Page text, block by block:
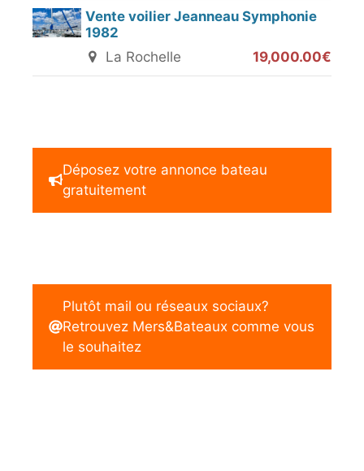
Vente voilier Jeanneau Symphonie
1982
La Rochelle
19,000.00€
Déposez votre annonce bateau
gratuitement
Plutôt mail ou réseaux sociaux?
Retrouvez Mers&Bateaux comme vous
le souhaitez